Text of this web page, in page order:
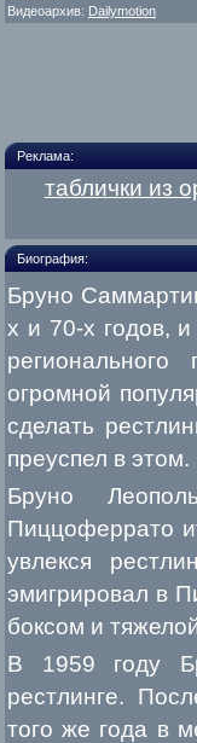
Видеоархив: Dailymotion
Реклама:
таблички из
Биография:
Бруно
х и 70-х годов,
огромной
сделать
преуспел в этом.
Бруно
Пиццоферрато
увлекся
эмигрировал в
боксом и
В 1959 году
рестлинге.
того же года в